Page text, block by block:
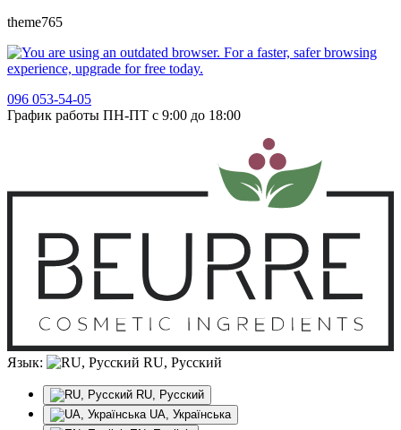
theme765
096 053-54-05
График работы ПН-ПТ с 9:00 до 18:00
Язык: RU, Русский
RU, Русский
UA, Українська